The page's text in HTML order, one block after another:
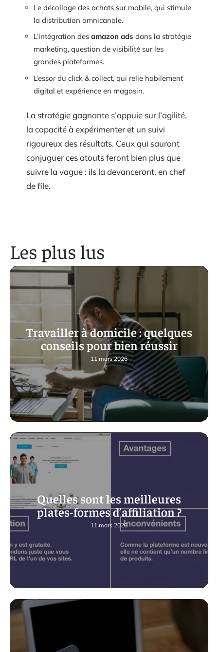
Le décollage des achats sur mobile, qui stimule
la distribution omnicanale.
L’intégration des amazon ads dans la stratégie
marketing, question de visibilité sur les
grandes plateformes.
L’essor du click & collect, qui relie habilement
digital et expérience en magasin.
La stratégie gagnante s’appuie sur l’agilité,
la capacité à expérimenter et un suivi
rigoureux des résultats. Ceux qui sauront
conjuguer ces atouts feront bien plus que
suivre la vague : ils la devanceront, en chef
de file.
Les plus lus
Travailler à domicile : quelques
conseils pour bien réussir
11 mars 2026
Quelles sont les meilleures
plates-formes d’affiliation ?
11 mars 2026